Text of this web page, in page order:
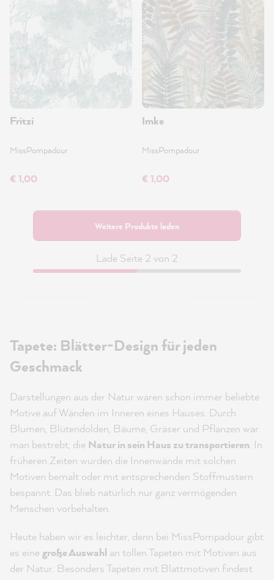
Fritzi
MissPompadour
€ 1,00
Imke
MissPompadour
€ 1,00
Weitere Produkte laden
Lade Seite 2 von 2
Tapete: Blätter-Design für jeden
Geschmack
Darstellungen aus der Natur waren schon immer beliebte
Motive auf Wänden im Inneren eines Hauses. Durch
Blumen, Blütendolden, Bäume, Gräser und Pflanzen war
man bestrebt, die Natur in sein Haus zu transportieren . In
früheren Zeiten wurden die Innenwände mit solchen
Motiven bemalt oder mit entsprechenden Stoffmustern
bespannt. Das blieb natürlich nur ganz vermögenden
Menschen vorbehalten.
Heute haben wir es leichter, denn bei MissPompadour gibt
es eine große Auswahl an tollen Tapeten mit Motiven aus
der Natur. Besonders Tapeten mit Blattmotiven findest